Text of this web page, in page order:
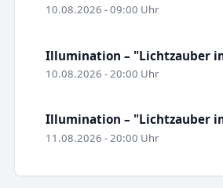
10.08.2026 - 09:00 Uhr
Illumination – "Lichtzauber
10.08.2026 - 20:00 Uhr
Illumination – "Lichtzauber
11.08.2026 - 20:00 Uhr